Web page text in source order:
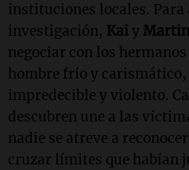
instituciones locales. Para
investigación, Kaiy
negociar con los hermanos
hombre frío y carismático,
impredecible y violento.
descubren une a las
nadie se atreve a
cruzar límites que habían